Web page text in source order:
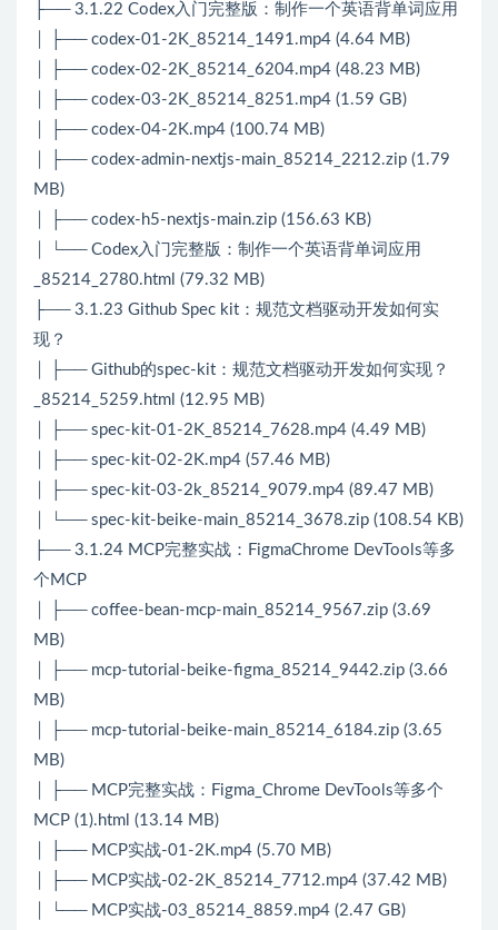
├── 3.1.22 Codex入门完整版：制作一个英语背单词应用
│ ├── codex-01-2K_85214_1491.mp4 (4.64 MB)
│ ├── codex-02-2K_85214_6204.mp4 (48.23 MB)
│ ├── codex-03-2K_85214_8251.mp4 (1.59 GB)
│ ├── codex-04-2K.mp4 (100.74 MB)
│ ├── codex-admin-nextjs-main_85214_2212.zip (1.79
MB)
│ ├── codex-h5-nextjs-main.zip (156.63 KB)
│ └── Codex入门完整版：制作一个英语背单词应用
_85214_2780.html (79.32 MB)
├── 3.1.23 Github Spec kit：规范文档驱动开发如何实
现？
│ ├── Github的spec-kit：规范文档驱动开发如何实现？
_85214_5259.html (12.95 MB)
│ ├── spec-kit-01-2K_85214_7628.mp4 (4.49 MB)
│ ├── spec-kit-02-2K.mp4 (57.46 MB)
│ ├── spec-kit-03-2k_85214_9079.mp4 (89.47 MB)
│ └── spec-kit-beike-main_85214_3678.zip (108.54 KB)
├── 3.1.24 MCP完整实战：FigmaChrome DevTools等多
个MCP
│ ├── coffee-bean-mcp-main_85214_9567.zip (3.69
MB)
│ ├── mcp-tutorial-beike-figma_85214_9442.zip (3.66
MB)
│ ├── mcp-tutorial-beike-main_85214_6184.zip (3.65
MB)
│ ├── MCP完整实战：Figma_Chrome DevTools等多个
MCP (1).html (13.14 MB)
│ ├── MCP实战-01-2K.mp4 (5.70 MB)
│ ├── MCP实战-02-2K_85214_7712.mp4 (37.42 MB)
│ └── MCP实战-03_85214_8859.mp4 (2.47 GB)